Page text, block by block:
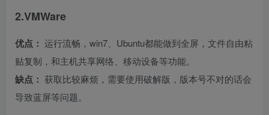
2.VMWare
优点： 运行流畅，win7、Ubuntu都能做到全屏，文件自由粘
贴复制，和主机共享网络、移动设备等功能。
缺点： 获取比较麻烦，需要使用破解版，版本号不对的话会
导致蓝屏等问题。